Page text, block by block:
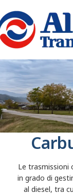
Go Home
Le trasmissioni
in grado di
al diesel, tra